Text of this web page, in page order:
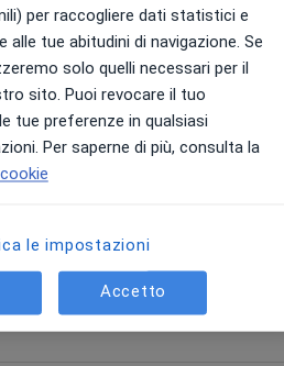
per raccogliere dati statistici e
tue abitudini di navigazione. Se
solo quelli necessari per il
sito. Puoi revocare il tuo
tue preferenze in qualsiasi
Per saperne di più, consulta la
le impostazioni
Accetto